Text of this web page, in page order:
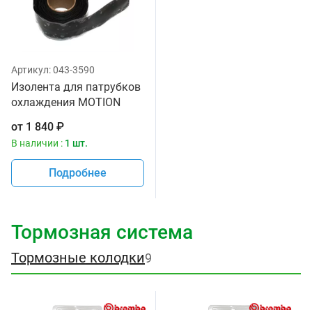
Артикул:043-3590
Изолента для патрубков
охлаждения MOTION
от 1 840 ₽
В наличии : 1 шт.
Подробнее
Тормозная система
Тормозные колодки9